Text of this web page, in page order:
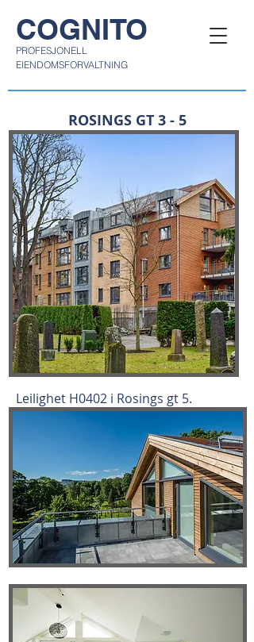
COGNITO
PROFESJONELL
EIENDOMSFORVALTNING
ROSINGS GT 3 - 5
ROSINGS GATE 3 - 5
Leilighet H0402 i Rosings gt 5.